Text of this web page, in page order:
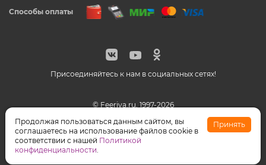
Присоединяйтесь к нам в социальных сетях!
© Feeriya.ru, 1997-2026
Способы оплаты
WhatsApp принадлежат компании Meta, признанной
экстремистской организацией на территории РФ
Продолжая пользоваться данным сайтом, вы
соглашаетесь на использование файлов cookie в
соответствии с нашей Политикой
конфиденциальности.
Принять